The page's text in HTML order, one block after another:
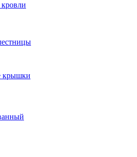
крышки